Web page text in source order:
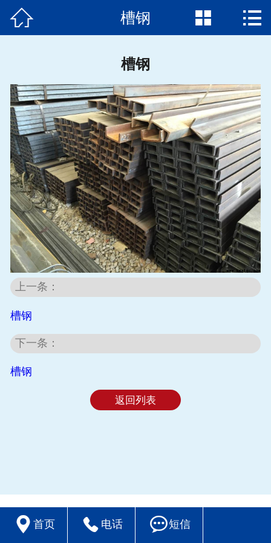
首页
新闻动态
加工中心
行业应用
钢材知识
在线留言
 槽钢  
槽钢
上一条：
槽钢
下一条：
槽钢
返回列表
 首页  电话 短信